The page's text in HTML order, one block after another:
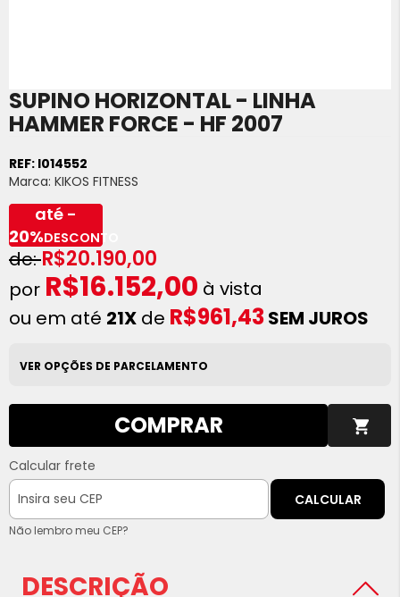
SUPINO HORIZONTAL - LINHA
HAMMER FORCE - HF 2007
REF: I014552
Marca: KIKOS FITNESS
R$20.190,00
até -
20%DESCONTO
R$16.152,00 à vista
ou em até 21X de R$961,43SEM JUROS
VER OPÇÕES DE PARCELAMENTO
COMPRAR
Calcular frete
CALCULAR
Não lembro meu CEP?
Saltar
para
o
da
Galeria
de
imagens
DESCRIÇÃO